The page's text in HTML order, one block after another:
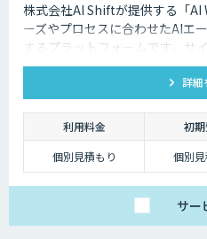
株式会社AI Shiftが提供する「
ーズやプロセスに合わせたAIエ
するプラットフォームです。サ
模言語モデルの開発知見と、当
かし開発しました。 当社では、
ら、導入後の運用や定着まで一
で、お気軽にご相談ください。
詳細
利用料金 初
個別見積もり
個別
サー